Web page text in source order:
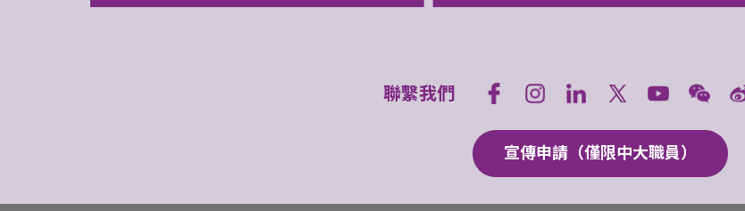
聯繫我們
宣傳申請（僅限中大職員）